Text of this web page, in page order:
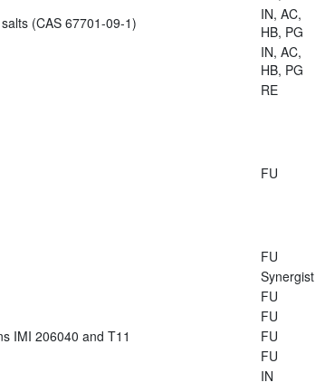
(CAS 67701-09-1)
IN, AC,
HB, PG
IN, AC,
HB, PG
RE
FU
FU
Synergist
FU
FU
IMI 206040 and T11
FU
FU
IN